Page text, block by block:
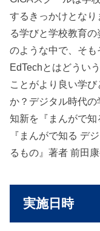
するきっかけとな
る学びと学校教育
のような中で、そ
EdTechとはどうい
ことがより良い学
か？デジタル時代
知新を『まんがで
『まんがで知る デ
るもの』著者 前田
実施日時